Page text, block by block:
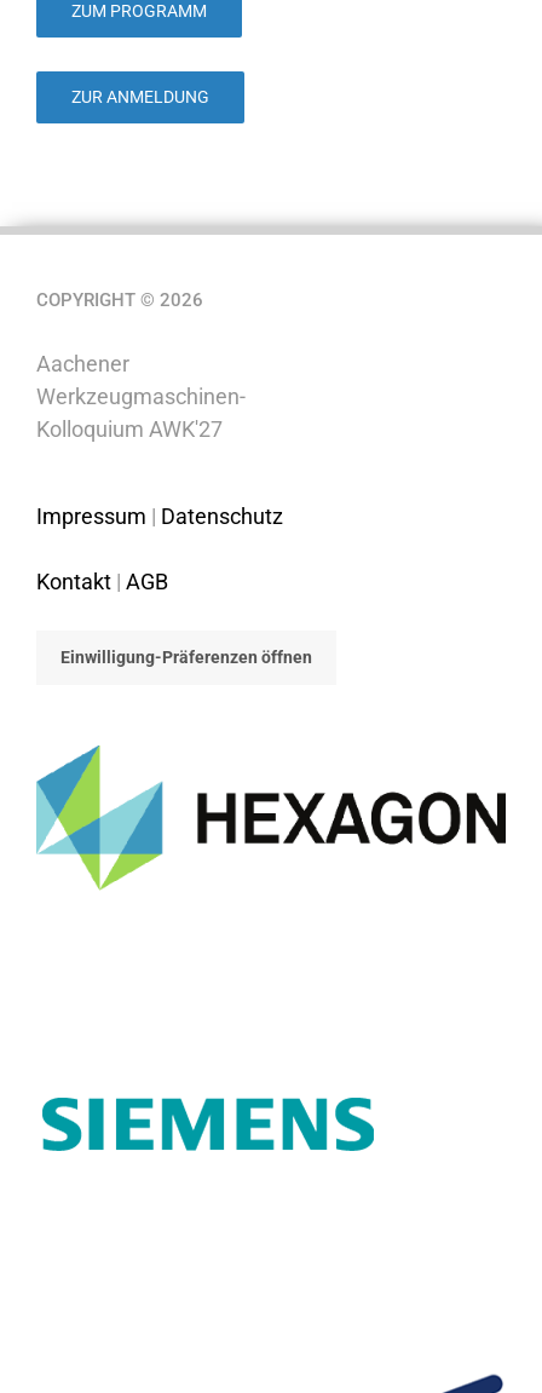
ZUM PROGRAMM
ZUR ANMELDUNG
COPYRIGHT © 2026
Aachener
Werkzeugmaschinen-
Kolloquium AWK'27
Impressum | Datenschutz
Kontakt | AGB
Einwilligung-Präferenzen öffnen